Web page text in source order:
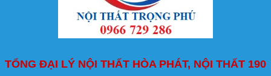
TỔNG ĐẠI LÝ NỘI THẤT HÒA PHÁT, NỘI THẤT 190